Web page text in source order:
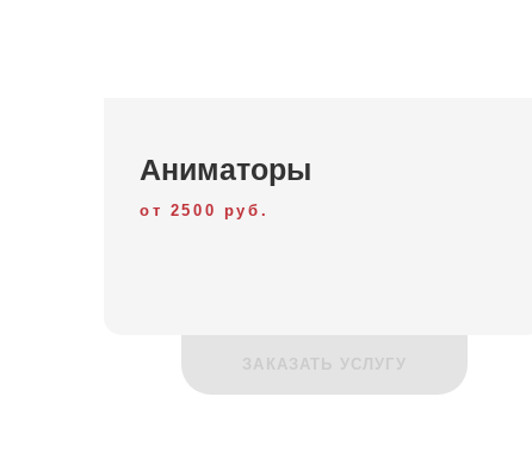
Аниматоры
от 2500 руб.
ЗАКАЗАТЬ УСЛУГУ